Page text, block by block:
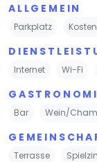
ALLGEMEIN
Parkplatz
Internet Wi-Fi
Bar Wein/
Terrasse